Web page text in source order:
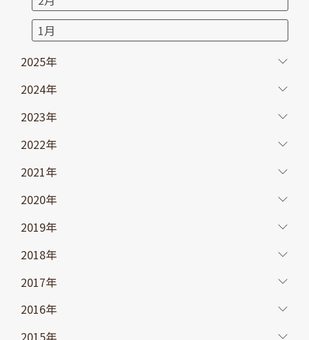
1月
2025年
2024年
2023年
2022年
2021年
2020年
2019年
2018年
2017年
2016年